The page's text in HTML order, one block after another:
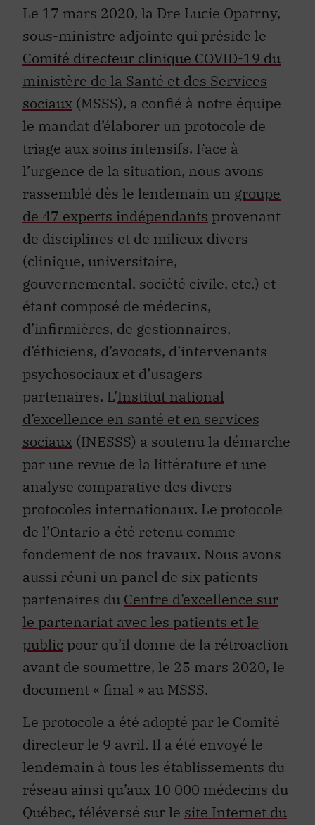
Le 17 mars 2020, la Dre Lucie Opatrny,
sous-ministre adjointe qui préside le
Comité directeur clinique COVID-19 du
ministère de la Santé et des Services
sociaux (MSSS), a confié à notre équipe
le mandat d’élaborer un protocole de
triage aux soins intensifs. Face à
l’urgence de la situation, nous avons
rassemblé dès le lendemain un groupe
de 47 experts indépendants provenant
de disciplines et de milieux divers
(clinique, universitaire,
gouvernemental, société civile, etc.) et
étant composé de médecins,
d’infirmières, de gestionnaires,
d’éthiciens, d’avocats, d’intervenants
psychosociaux et d’usagers
partenaires. L’Institut national
d’excellence en santé et en services
sociaux (INESSS) a soutenu la démarche
par une revue de la littérature et une
analyse comparative des divers
protocoles internationaux. Le protocole
de l’Ontario a été retenu comme
fondement de nos travaux. Nous avons
aussi réuni un panel de six patients
partenaires du Centre d’excellence sur
le partenariat avec les patients et le
public pour qu’il donne de la rétroaction
avant de soumettre, le 25 mars 2020, le
document « final » au MSSS.
Le protocole a été adopté par le Comité
directeur le 9 avril. Il a été envoyé le
lendemain à tous les établissements du
réseau ainsi qu’aux 10 000 médecins du
Québec, téléversé sur le site Internet du